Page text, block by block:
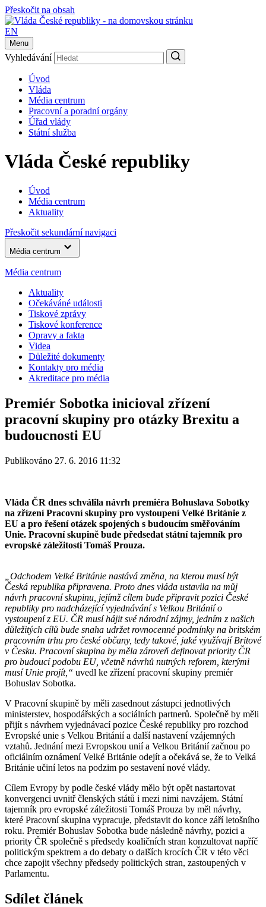
Přeskočit na obsah
EN
Menu
Vyhledávání
Úvod
Vláda
Média centrum
Pracovní a poradní orgány
Úřad vlády
Státní služba
Vláda České republiky
Úvod
Média centrum
Aktuality
Přeskočit sekundární navigaci
Média centrum
Média centrum
Aktuality
Očekáváné události
Tiskové zprávy
Tiskové konference
Opravy a fakta
Videa
Důležité dokumenty
Kontakty pro média
Akreditace pro média
Premiér Sobotka inicioval zřízení
pracovní skupiny pro otázky Brexitu a
budoucnosti EU
Publikováno 27. 6. 2016 11:32
Vláda ČR dnes schválila návrh premiéra Bohuslava Sobotky
na zřízení Pracovní skupiny pro vystoupení Velké Británie z
EU a pro řešení otázek spojených s budoucím směřováním
Unie. Pracovní skupině bude předsedat státní tajemník pro
evropské záležitosti Tomáš Prouza.
„Odchodem Velké Británie nastává změna, na kterou musí být
Česká republika připravena. Proto dnes vláda ustavila na můj
návrh pracovní skupinu, jejímž cílem bude připravit pozici České
republiky pro nadcházející vyjednávání s Velkou Británií o
vystoupení z EU. ČR musí hájit své národní zájmy, jedním z našich
důležitých cílů bude snaha udržet rovnocenné podmínky na britském
pracovním trhu pro české občany, tedy takové, jaké využívají Britové
v Česku. Pracovní skupina by měla zároveň definovat priority ČR
pro budoucí podobu EU, včetně návrhů nutných reforem, kterými
musí Unie projít,“ uvedl ke zřízení pracovní skupiny premiér
Bohuslav Sobotka.
V Pracovní skupině by měli zasednout zástupci jednotlivých
ministerstev, hospodářských a sociálních partnerů. Společně by měli
přijít s návrhem vyjednávací pozice České republiky pro rozchod
Evropské unie s Velkou Británií a další nastavení vzájemných
vztahů. Jednání mezi Evropskou unií a Velkou Británií začnou po
oficiálním oznámení Velké Británie odejít a očekává se, že to Velká
Británie učiní letos na podzim po sestavení nové vlády.
Cílem Evropy by podle české vlády mělo být opět nastartovat
konvergenci uvnitř členských států i mezi nimi navzájem. Státní
tajemník pro evropské záležitosti Tomáš Prouza by měl návrhy,
které Pracovní skupina vypracuje, představit do konce září letošního
roku. Premiér Bohuslav Sobotka bude následně návrhy, pozici a
priority ČR společně s předsedy koaličních stran konzultovat napříč
politickým spektrem a do debaty o dalších krocích ČR v této věci
chce zapojit všechny předsedy politických stran, zastoupených v
Parlamentu.
Sdílet článek